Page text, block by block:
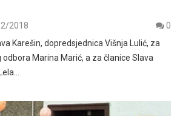
2018
0
Karešin, dopredsjednica Višnja Lulić, za
Marina Marić, a za članice Slava